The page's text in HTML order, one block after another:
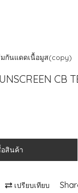
รีมกันแดดเนื้อมูส(copy)
สินค้า
เปรียบเทียบ